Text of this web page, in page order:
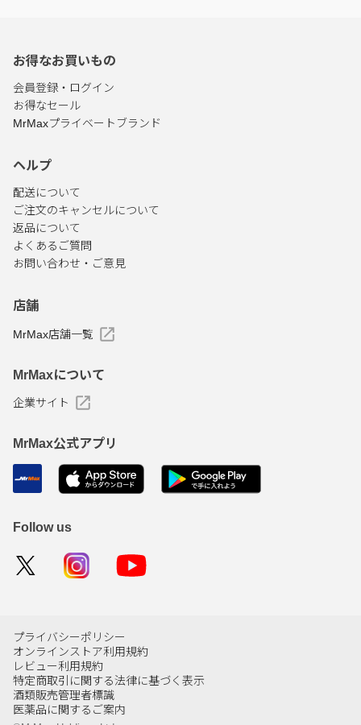
お得なお買いもの
会員登録・ログイン
お得なセール
MrMaxプライベートブランド
ヘルプ
配送について
ご注文のキャンセルについて
返品について
よくあるご質問
お問い合わせ・ご意見
店舗
MrMax店舗一覧
MrMaxについて
企業サイト
MrMax公式アプリ
Follow us
プライバシーポリシー
オンラインストア利用規約
レビュー利用規約
特定商取引に関する法律に基づく表示
酒類販売管理者標識
医薬品に関するご案内